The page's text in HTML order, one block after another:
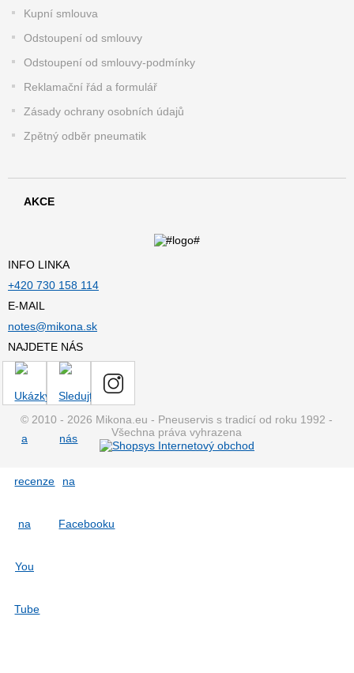
Kupní smlouva
Odstoupení od smlouvy
Odstoupení od smlouvy-podmínky
Reklamační řád a formulář
Zásady ochrany osobních údajů
Zpětný odběr pneumatik
AKCE
INFO LINKA
+420 730 158 114
E-MAIL
notes@mikona.sk
NAJDETE NÁS
© 2010 - 2026 Mikona.eu - Pneuservis s tradicí od roku 1992 -
Všechna práva vyhrazena